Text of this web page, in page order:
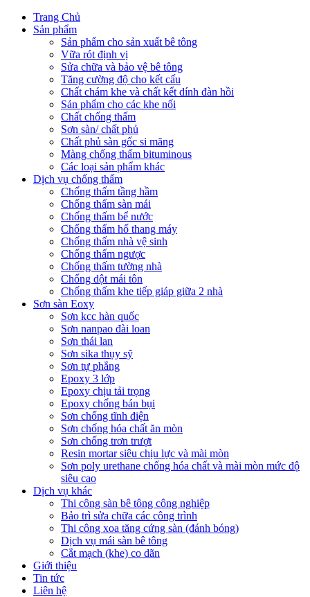
Trang Chủ
Sản phẩm
Sản phẩm cho sản xuất bê tông
Vữa rót định vị
Sửa chữa và bảo vệ bê tông
Tăng cường độ cho kết cấu
Chất chám khe và chất kết dính đàn hồi
Sản phẩm cho các khe nối
Chất chống thấm
Sơn sàn/ chất phủ
Chất phủ sàn gốc si măng
Màng chống thấm bituminous
Các loại sản phẩm khác
Dịch vụ chống thấm
Chống thấm tầng hầm
Chống thấm sàn mái
Chống thấm bể nước
Chống thấm hố thang máy
Chống thấm nhà vệ sinh
Chống thấm ngược
Chống thấm tường nhà
Chống dột mái tôn
Chống thấm khe tiếp giáp giữa 2 nhà
Sơn sàn Eoxy
Sơn kcc hàn quốc
Sơn nanpao đài loan
Sơn thái lan
Sơn sika thụy sỹ
Sơn tự phẳng
Epoxy 3 lớp
Epoxy chịu tải trọng
Epoxy chống bán bụi
Sơn chống tĩnh điện
Sơn chống hóa chất ăn mòn
Sơn chống trơn trượt
Resin mortar siêu chịu lực và mài mòn
Sơn poly urethane chống hóa chất và mài mòn mức độ
siêu cao
Dịch vụ khác
Thi công sàn bê tông công nghiệp
Bảo trì sửa chữa các công trình
Thi công xoa tăng cứng sàn (đánh bóng)
Dịch vụ mái sàn bê tông
Cắt mạch (khe) co dãn
Giới thiệu
Tin tức
Liên hệ